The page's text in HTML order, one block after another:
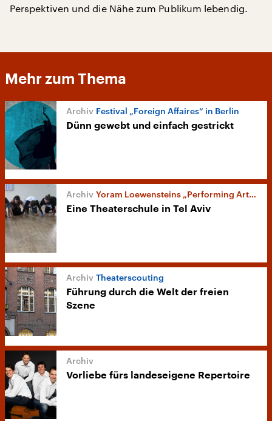
Perspektiven und die Nähe zum Publikum lebendig.
Mehr zum Thema
Festival „Foreign Affaires“ in Berlin
Dünn gewebt und einfach gestrickt
Yoram Loewensteins „Performing Arts Studio“
Eine Theaterschule in Tel Aviv
Theaterscouting
Führung durch die Welt der freien
Szene
Vorliebe fürs landeseigene Repertoire